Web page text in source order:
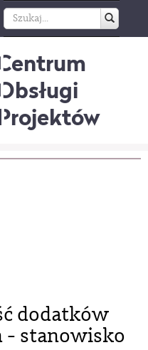
dodatków
- stanowisko